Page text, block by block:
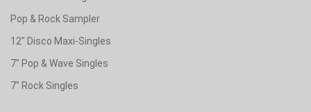
Pop & Rock Sampler
12" Disco Maxi-Singles
7" Pop & Wave Singles
7" Rock Singles